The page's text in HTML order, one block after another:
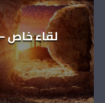
لقاء خاص –